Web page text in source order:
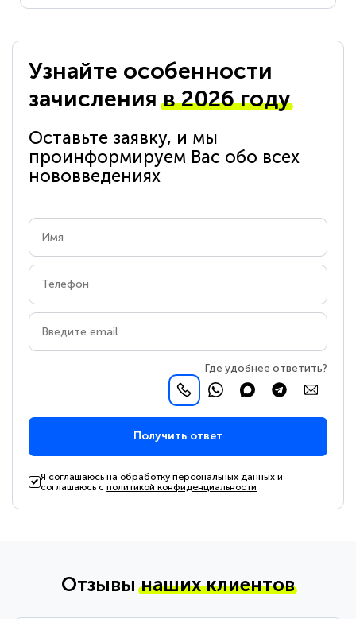
Узнайте особенности
зачисленияв 2026 году
Оставьте заявку, и мы
проинформируем Вас обо всех
нововведениях
Где удобнее ответить?
Получить ответ
Я соглашаюсь на обработку персональных данных и
соглашаюсь сполитикой конфиденциальности
Отзывынаших клиентов